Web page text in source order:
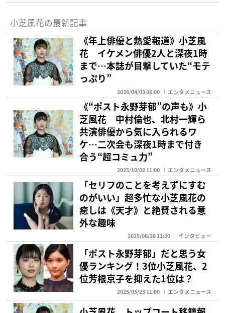
小芝風花の最新記事
《年上俳優と熱愛報道》小芝風
花 イケメン俳優2人と深夜1時
まで…本誌が目撃していた“モテ
っぷり”
2026/04/03 06:00 エンタメニュース
《“ポスト永野芽郁”の声も》小
芝風花 中村倫也、北村一輝ら
共演俳優から気に入られるワ
ケ…二次会も深夜1時まで付き
合う“超コミュ力”
2025/10/02 11:00 エンタメニュース
「セリフのことを考えずにすむ
のがいい」超多忙な小芝風花の
癒しは《天才》と絶賛される意
外な趣味
2025/06/26 11:00 インタビュー
「ポスト永野芽郁」だと思う女
優ランキング！3位小芝風花、2
位芳根京子を抑えた1位は？
2025/05/23 11:00 エンタメニュース